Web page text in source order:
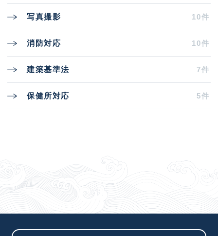
写真撮影 10件
消防対応 10件
建築基準法 7件
保健所対応 5件